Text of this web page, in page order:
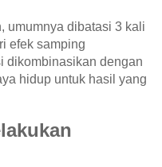
umumnya dibatasi 3 kali
efek samping
dikombinasikan dengan
hidup untuk hasil yang